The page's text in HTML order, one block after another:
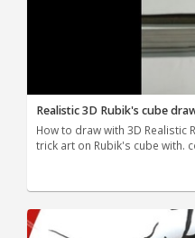
Realistic 3D Rubik's cube
How to draw with 3D Realistic
trick art on Rubik's cube with.